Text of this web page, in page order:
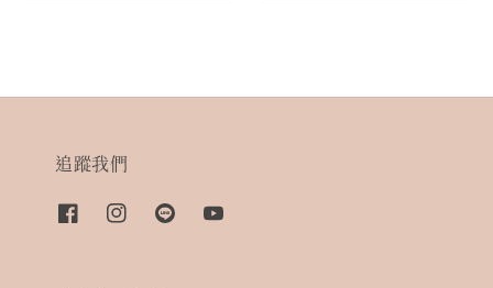
追蹤我們